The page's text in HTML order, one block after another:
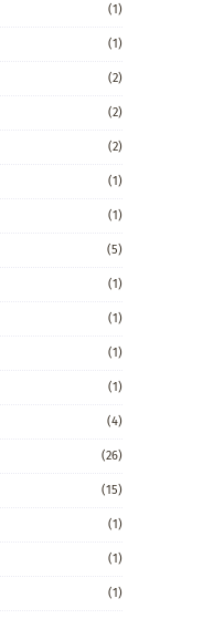
(1)
(1)
(2)
(2)
(2)
(1)
(1)
(5)
(1)
(1)
(1)
(1)
(4)
(26)
(15)
(1)
(1)
(1)